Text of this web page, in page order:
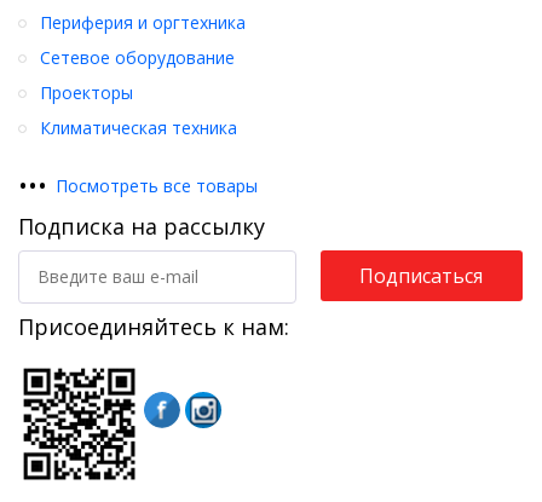
Периферия и оргтехника
Сетевое оборудование
Проекторы
Климатическая техника
••• Посмотреть все товары
Подписка на рассылку
Подписаться
Присоединяйтесь к нам: